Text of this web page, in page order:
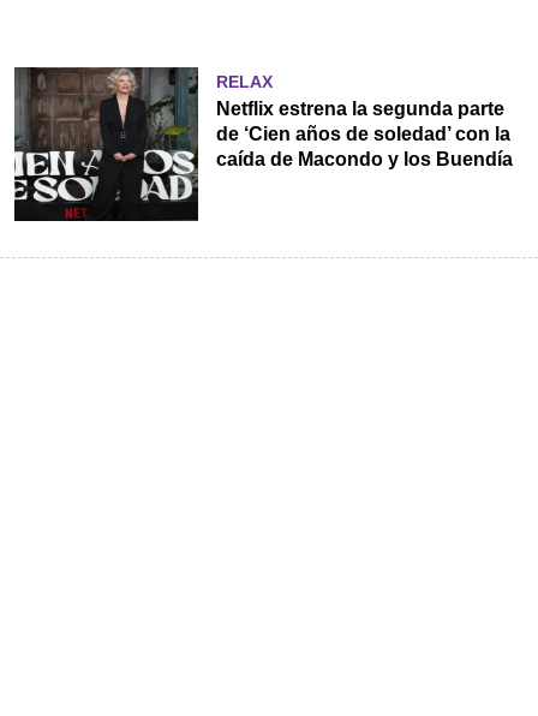
RELAX
Netflix estrena la segunda parte
de ‘Cien años de soledad’ con la
caída de Macondo y los Buendía